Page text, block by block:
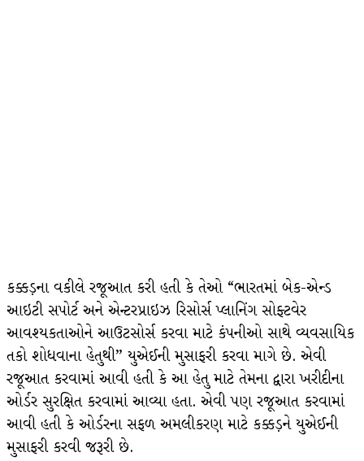
કક્કડ઼ના વકીલે રજૂઆત કરી હતી કે તેઓ “ભારતમાં બેક-એન્ડ
આઇટી સપોર્ટ અને એન્ટરપ્રાઇઝ રિસોર્સ પ્લાનિંગ સોફ્ટવેર
આવશ્યકતાઓને આઉટસોર્સ કરવા માટે કંપનીઓ સાથે વ્યવસાયિક
તકો શોધવાના હેતુથી” યુએઈની મુસાફરી કરવા માગે છે. એવી
રજૂઆત કરવામાં આવી હતી કે આ હેતુ માટે તેમના દ્વારા ખરીદીના
ઓર્ડર સુરક્ષિત કરવામાં આવ્યા હતા. એવી પણ રજૂઆત કરવામાં
આવી હતી કે ઓર્ડરના સફળ અમલીકરણ માટે કક્કડ઼ને યુએઈની
મુસાફરી કરવી જરૂરી છે.